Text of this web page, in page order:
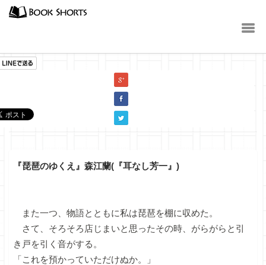
『琵琶のゆくえ』森江蘭(『耳なし芳一』)
また一つ、物語とともに私は琵琶を棚に収めた。
さて、そろそろ店じまいと思ったその時、がらがらと引
き戸を引く音がする。
「これを預かっていただけぬか。」